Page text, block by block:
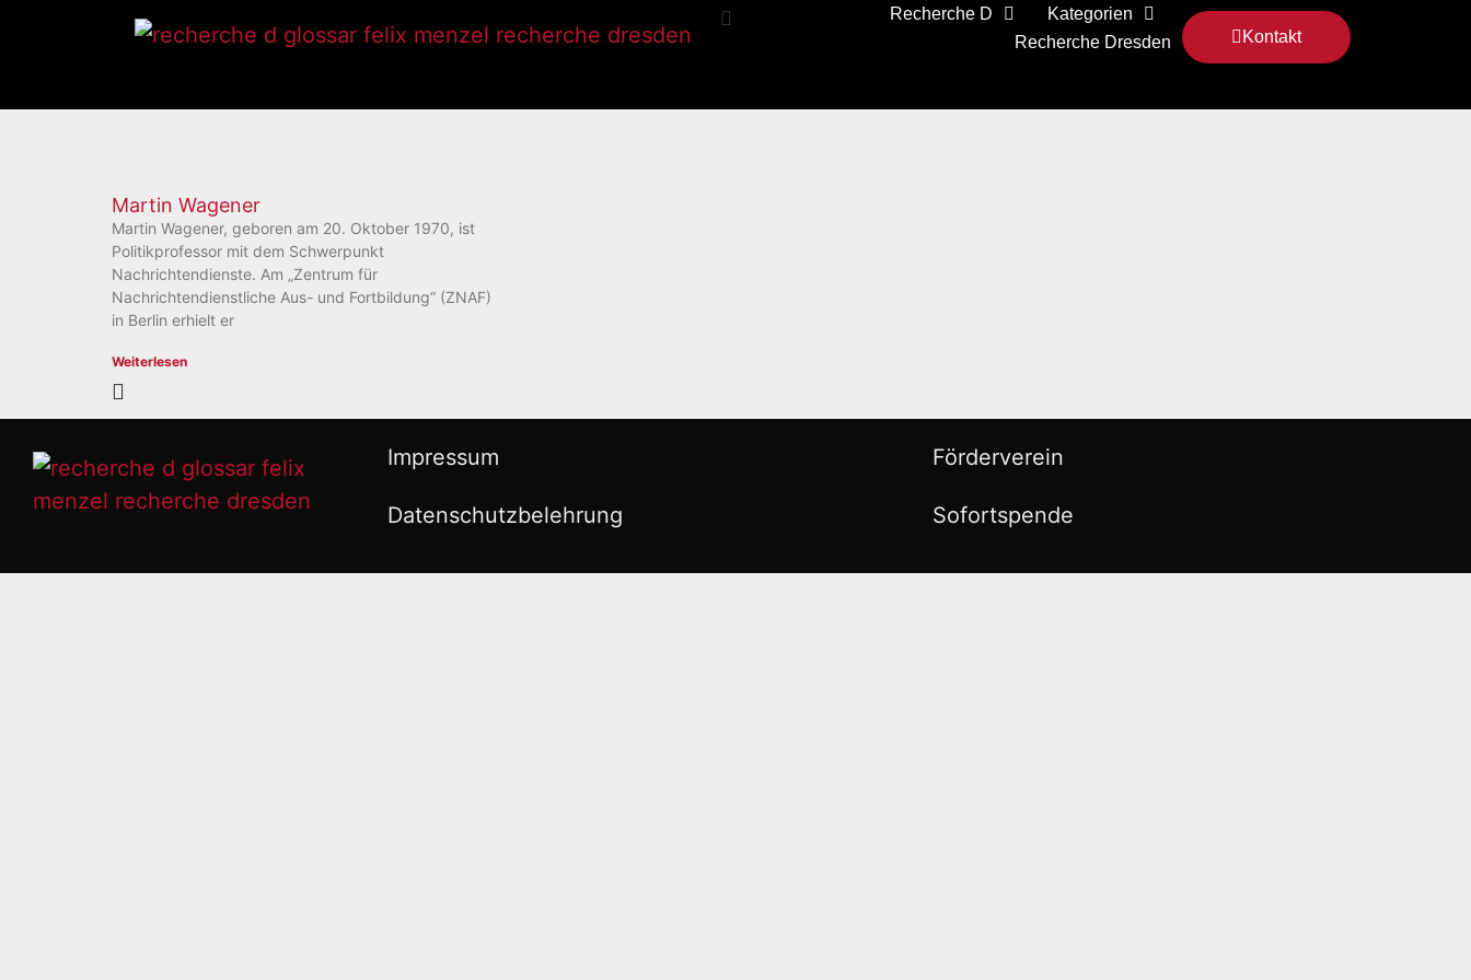
Kontakt
Recherche D
Kategorien
Recherche Dresden
Martin Wagener
Martin Wagener, geboren am 20. Oktober 1970, ist
Politikprofessor mit dem Schwerpunkt
Nachrichtendienste. Am „Zentrum für
Nachrichtendienstliche Aus- und Fortbildung“ (ZNAF)
in Berlin erhielt er
Weiterlesen
Impressum
Datenschutzbelehrung
Förderverein
Sofortspende